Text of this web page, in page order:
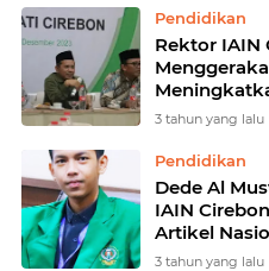
Pendidikan
Rektor IAIN
3 tahun yang lalu
Pendidikan
Dede Al
IAIN
Artikel
Competition
3 tahun yang lalu